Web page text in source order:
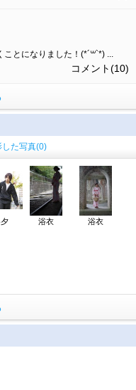
とになりました！(*´꒳`*) ...
コメント(10)
した写真(0)
浴衣 浴衣